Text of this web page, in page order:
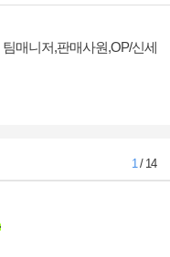
매니저,판매사원,OP/신세
1/ 14